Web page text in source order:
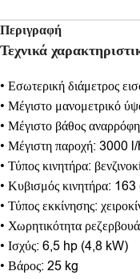
Περιγραφή
Τεχνικά
• Εσωτερική διάμετρος
• Μέγιστο μανομετρικό
• Μέγιστο βάθος
• Μέγιστη παροχή: 3000
• Τύπος κινητήρα:
• Κυβισμός κινητήρα:
• Τύπος εκκίνησης:
• Χωρητικότητα
• Ισχύς: 6,5 hp (4,8 kW)
• Βάρος: 25 kg